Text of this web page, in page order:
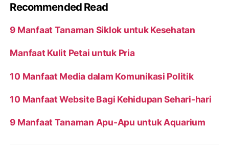
Recommended Read
9 Manfaat Tanaman Siklok untuk Kesehatan
Manfaat Kulit Petai untuk Pria
10 Manfaat Media dalam Komunikasi Politik
10 Manfaat Website Bagi Kehidupan Sehari-hari
9 Manfaat Tanaman Apu-Apu untuk Aquarium